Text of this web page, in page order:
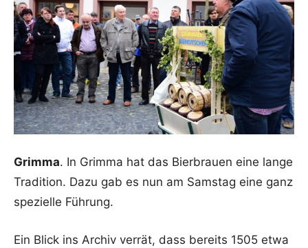
Grimma. In Grimma hat das Bierbrauen eine lange
Tradition. Dazu gab es nun am Samstag eine ganz
spezielle Führung.
Ein Blick ins Archiv verrät, dass bereits 1505 etwa